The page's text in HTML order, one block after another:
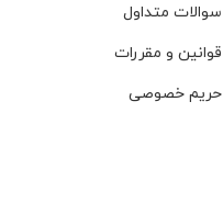
سوالات متداول
قوانین و مقررات
حریم خصوصی